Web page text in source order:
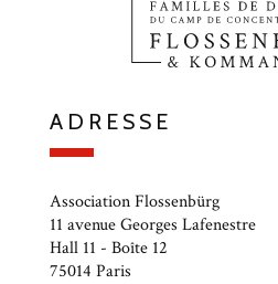
ADRESSE
Association Flossenbürg
11 avenue Georges Lafenestre
Hall 11 - Boîte 12
75014 Paris